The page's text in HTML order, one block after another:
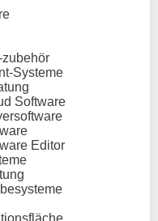
Systeme
Software
Editor